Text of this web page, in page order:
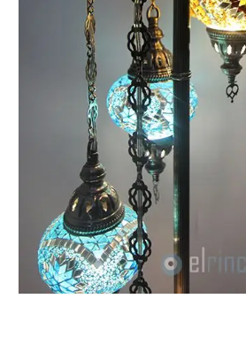
Nombre y apellido